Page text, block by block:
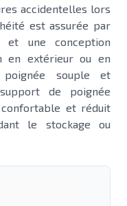
accidentelles lors
est assurée par
et une conception
en extérieur ou en
poignée souple et
de poignée
et réduit
le stockage ou